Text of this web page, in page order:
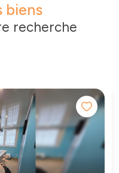
biens
recherche